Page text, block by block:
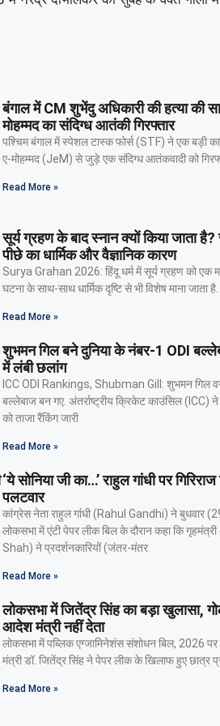
बंगाल में CM शुभेंदु अधिकारी की हत्या की
मोहम्मद का संदिग्ध आतंकी गिरफ्तार
पश्चिम बंगाल में स्पेशल टास्क फोर्स (STF) ने एक बड़ी
ए-मोहम्मद (JeM) से जुड़े एक संदिग्ध आतंकवादी को
Read More »
सूर्य ग्रहण के बाद स्नान क्यों किया जाता
पीछे का धार्मिक और वैज्ञानिक कारण
Surya Grahan 2026: हिंदू धर्म में सूर्य ग्रहण को एक
घटना के साथ-साथ धार्मिक दृष्टि से भी विशेष माना जाता
Read More »
शुभमन गिल बने दुनिया के नंबर-1 ODI
में लंबी छलांग
ICC ODI Rankings, Shubman Gill: शुभमन गिल
बल्लेबाज बन गए. अंतर्राष्ट्रीय क्रिकेट काउंसिल (ICC)
को ताजा रैंकिंग जारी
Read More »
‘ये सोनिया जी का…’ राहुल गांधी पर
पलटवार
कांग्रेस नेता राहुल गांंधी (Rahul Gandhi) ने बुधवार
लोकसभा में एंटी पेपर लीक बिल के दौरान कहा कि
Shah) ने प्रदर्शनकारियों (जंतर-मंतर
Read More »
लोकसभा में जितेंद्र सिंह का बड़ा खुलासा,
आदेश मंत्री नहीं देता
लोकसभा में पब्लिक एग्जामिनेशंस संशोधन बिल, 2026 पर
मंत्री डॉ. जितेंद्र सिंह ने पेपर लीक के खिलाफ हुए छात्र
Read More »